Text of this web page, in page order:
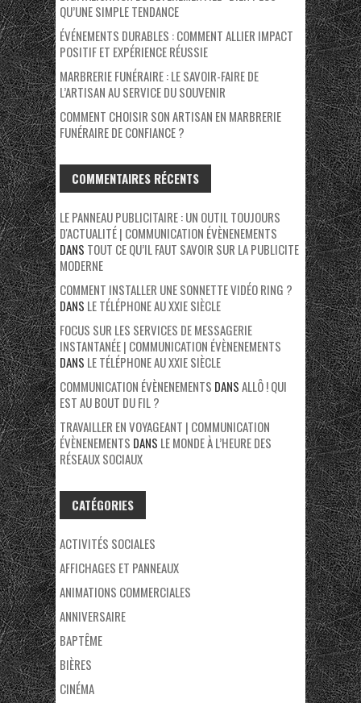
QU’UNE SIMPLE TENDANCE
ÉVÉNEMENTS DURABLES : COMMENT ALLIER IMPACT
POSITIF ET EXPÉRIENCE RÉUSSIE
MARBRERIE FUNÉRAIRE : LE SAVOIR-FAIRE DE
L’ARTISAN AU SERVICE DU SOUVENIR
COMMENT CHOISIR SON ARTISAN EN MARBRERIE
FUNÉRAIRE DE CONFIANCE ?
COMMENTAIRES RÉCENTS
LE PANNEAU PUBLICITAIRE : UN OUTIL TOUJOURS
D'ACTUALITÉ | COMMUNICATION ÉVÈNENEMENTS
DANS TOUT CE QU’IL FAUT SAVOIR SUR LA PUBLICITE
MODERNE
COMMENT INSTALLER UNE SONNETTE VIDÉO RING ?
DANS LE TÉLÉPHONE AU XXIE SIÈCLE
FOCUS SUR LES SERVICES DE MESSAGERIE
INSTANTANÉE | COMMUNICATION ÉVÈNENEMENTS
DANS LE TÉLÉPHONE AU XXIE SIÈCLE
COMMUNICATION ÉVÈNENEMENTS DANSALLÔ ! QUI
EST AU BOUT DU FIL ?
TRAVAILLER EN VOYAGEANT | COMMUNICATION
ÉVÈNENEMENTS DANS LE MONDE À L’HEURE DES
RÉSEAUX SOCIAUX
CATÉGORIES
ACTIVITÉS SOCIALES
AFFICHAGES ET PANNEAUX
ANIMATIONS COMMERCIALES
ANNIVERSAIRE
BAPTÊME
BIÈRES
CINÉMA